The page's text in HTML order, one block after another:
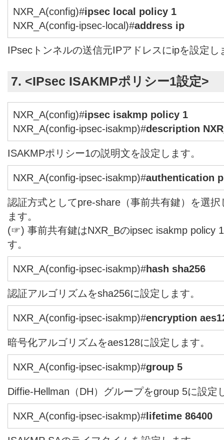
NXR_A(config)#ipsec local policy 1
NXR_A(config-ipsec-local)#address ip
IPsecトンネルの送信元IPアドレスにipを設定し
7. <IPsec ISAKMPポリシー1設定>
NXR_A(config)#ipsec isakmp policy 1
NXR_A(config-ipsec-isakmp)#description
ISAKMPポリシー1の説明文を設定します。
NXR_A(config-ipsec-isakmp)#authentication
認証方式としてpre-share（事前共有鍵）を選
ます。
(☞) 事前共有鍵はNXR_Bのipsec isakmp policy
す。
NXR_A(config-ipsec-isakmp)#hash sha256
認証アルゴリズムをsha256に設定します。
NXR_A(config-ipsec-isakmp)#encryption
暗号化アルゴリズムをaes128に設定します。
NXR_A(config-ipsec-isakmp)#group 5
Diffie-Hellman（DH）グループをgroup 5に設定
NXR_A(config-ipsec-isakmp)#lifetime 86400